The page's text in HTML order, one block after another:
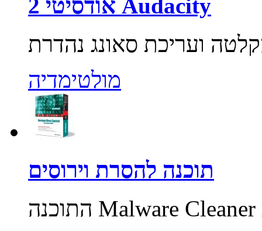
אודסיטי 2 Audacity
מולטימדיה
תוכנה להסרת וירוסים